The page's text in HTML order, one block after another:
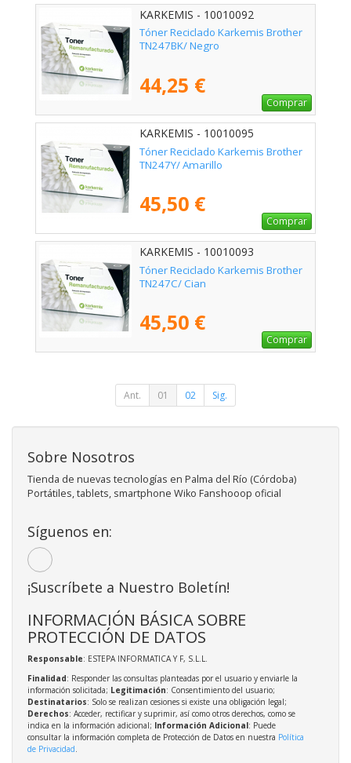
KARKEMIS - 10010092
Tóner Reciclado Karkemis Brother
TN247BK/ Negro
44,25 €
Comprar
KARKEMIS - 10010095
Tóner Reciclado Karkemis Brother
TN247Y/ Amarillo
45,50 €
Comprar
KARKEMIS - 10010093
Tóner Reciclado Karkemis Brother
TN247C/ Cian
45,50 €
Comprar
Ant. 01 02 Sig.
Sobre Nosotros
Tienda de nuevas tecnologías en Palma del Río (Córdoba)
Portátiles, tablets, smartphone Wiko Fanshooop oficial
Síguenos en:
¡Suscríbete a Nuestro Boletín!
INFORMACIÓN BÁSICA SOBRE
PROTECCIÓN DE DATOS
Responsable: ESTEPA INFORMATICA Y F, S.L.L.
Finalidad: Responder las consultas planteadas por el usuario y enviarle la
información solicitada; Legitimación: Consentimiento del usuario;
Destinatarios: Solo se realizan cesiones si existe una obligación legal;
Derechos: Acceder, rectificar y suprimir, así como otros derechos, como se
indica en la información adicional; Información Adicional: Puede
consultar la información completa de Protección de Datos en nuestra Política
de Privacidad.